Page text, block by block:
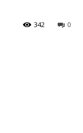
0
342